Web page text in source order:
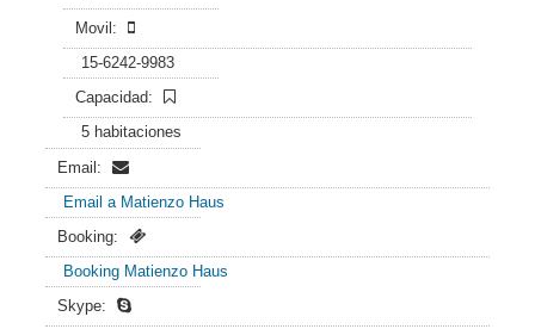
Movil:
15-6242-9983
Capacidad:
5 habitaciones
Email:
Email a Matienzo Haus
Booking:
Booking Matienzo Haus
Skype: